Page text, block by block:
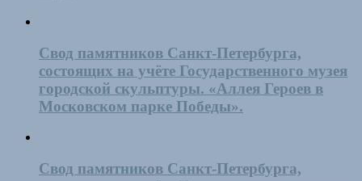
Свод памятников Санкт-Петербурга,
состоящих на учёте Государственного музея
городской скульптуры. «Аллея Героев в
Московском парке Победы».
Свод памятников Санкт-Петербурга,